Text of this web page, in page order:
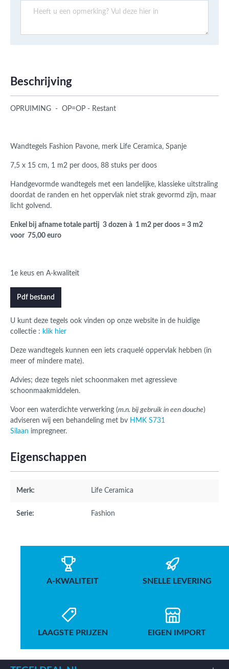
Beschrijving
OPRUIMING - OP=OP - Restant
Wandtegels Fashion Pavone, merk Life Ceramica, Spanje
7,5 x 15 cm, 1 m2 per doos, 88 stuks per doos
Handgevormde wandtegels met een landelijke, klassieke uitstraling
doordat de randen en het oppervlak niet strak gevormd zijn, maar
licht golvend.
Enkel bij afname totale partij 3 dozen à 1 m2 per doos = 3 m2
voor 75,00 euro
1e keus en A-kwaliteit
Pdf bestand
U kunt deze tegels ook vinden op onze website in de huidige
collectie : klik hier
Deze wandtegels kunnen een iets craquelé oppervlak hebben (in
meer of mindere mate).
Advies; deze tegels niet schoonmaken met agressieve
schoonmaakmiddelen.
Voor een waterdichte verwerking (m.n. bij gebruik in een douche)
adviseren wij een behandeling met bv HMK S731
Silaan impregneer.
Eigenschappen
Merk: Life Ceramica
Serie: Fashion
A-KWALITEIT SNELLE LEVERING
LAAGSTE PRIJZEN EIGEN IMPORT